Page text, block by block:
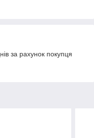
за рахунок покупця